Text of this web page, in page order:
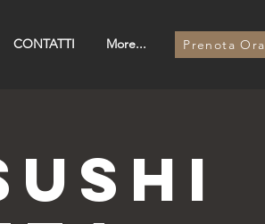
CONTATTI More... Prenota Ora